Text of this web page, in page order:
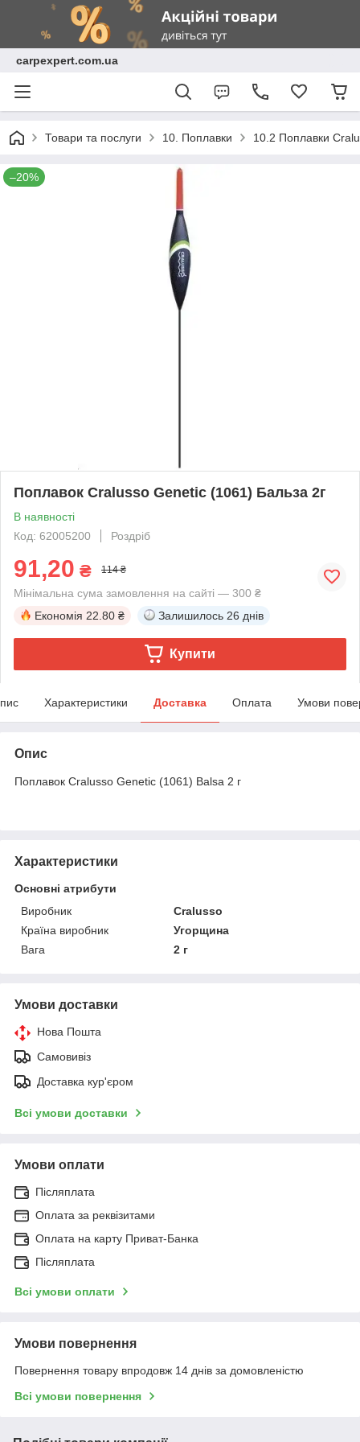
carpexpert.com.ua
Товари та послуги 10. Поплавки 10.2 Поплавки
–20%
Поплавок Cralusso Genetic (1061) Бальза 2г
В наявності
Код: 62005200
Роздріб
91,20 ₴ 114 ₴
Мінімальна сума замовлення на сайті — 300 ₴
Економія 22.80 ₴ Залишилось 26 днів
Купити
Характеристики Доставка Оплата Умови
Опис
Поплавок Cralusso Genetic (1061) Balsa 2 г
Характеристики
Основні атрибути
Виробник
Cralusso
Країна виробник
Угорщина
Вага
2 г
Умови доставки
Нова Пошта
Самовивіз
Доставка кур'єром
Всі умови доставки
Умови оплати
Післяплата
Оплата за реквізитами
Оплата на карту Приват-Банка
Післяплата
Всі умови оплати
Умови повернення
Повернення товару впродовж 14 днів за домовленістю
Всі умови повернення